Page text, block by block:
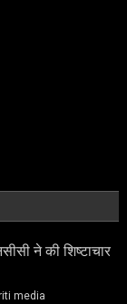
ने की शिष्टाचार
media